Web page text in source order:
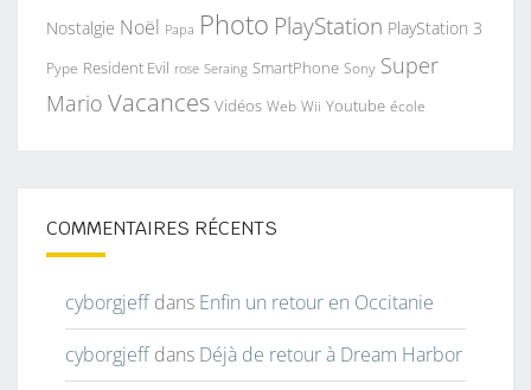
Nostalgie Noël Papa Photo PlayStation PlayStation 3
Pype Resident Evil rose Seraing SmartPhone Sony Super
Mario Vacances Vidéos Web Wii Youtube école
COMMENTAIRES RÉCENTS
cyborgjeffdans Enfin un retour en Occitanie
cyborgjeffdans Déjà de retour à Dream Harbor